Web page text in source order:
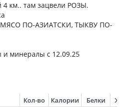
4 км.. там зацвели РОЗЫ.
МЯСО ПО-АЗИАТСКИ, ТЫКВУ ПО-
и минералы с 12.09.25
Кол-во Калории Белки